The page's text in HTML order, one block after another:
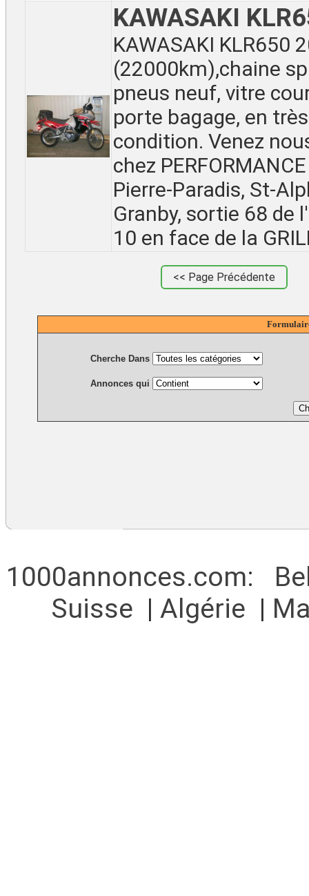
KAWASAKI
KAWASAKI KLR650
(22000km),chaine
pneus neuf, vitre
porte bagage, en
condition. Venez
chez
Pierre-Paradis, St-
Granby, sortie 68 de
10 en face de la
<< Page Précédente
Cherche Dans
Annonces qui
1000annonces.com:
Suisse | Algérie |